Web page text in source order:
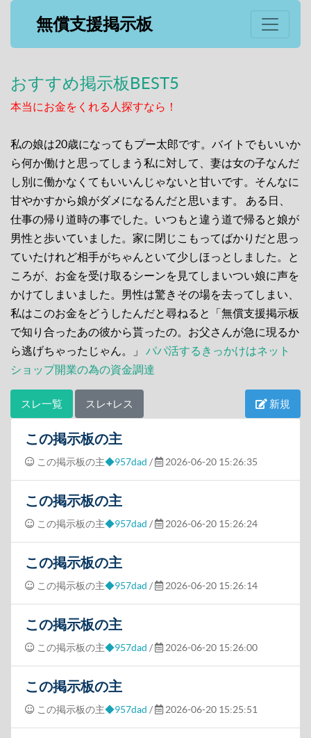
無償支援掲示板
おすすめ掲示板BEST5
本当にお金をくれる人探すなら！
私の娘は20歳になってもプー太郎です。バイトでもいいか
ら何か働けと思ってしまう私に対して、妻は女の子なんだ
し別に働かなくてもいいんじゃないと甘いです。そんなに
甘やかすから娘がダメになるんだと思います。 ある日、
仕事の帰り道時の事でした。いつもと違う道で帰ると娘が
男性と歩いていました。家に閉じこもってばかりだと思っ
ていたけれど相手がちゃんといて少しほっとしました。と
ころが、お金を受け取るシーンを見てしまいつい娘に声を
かけてしまいました。男性は驚きその場を去ってしまい、
私はこのお金をどうしたんだと尋ねると「無償支援掲示板
で知り合ったあの彼から貰ったの。お父さんが急に現るか
ら逃げちゃったじゃん。」 パパ活するきっかけはネット
ショップ開業の為の資金調達
スレ一覧 スレ+レス 新規
この掲示板の主
この掲示板の主◆957dad / 2026-06-20 15:26:35
この掲示板の主
この掲示板の主◆957dad / 2026-06-20 15:26:24
この掲示板の主
この掲示板の主◆957dad / 2026-06-20 15:26:14
この掲示板の主
この掲示板の主◆957dad / 2026-06-20 15:26:00
この掲示板の主
この掲示板の主◆957dad / 2026-06-20 15:25:51